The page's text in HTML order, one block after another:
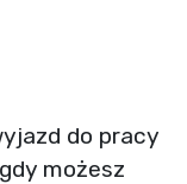
do pracy
możesz